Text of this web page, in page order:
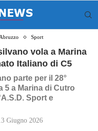
Sport
vola a Marina
Italiano di C5
parte per il 28°
5 a Marina di Cutro
Sport e
Giugno 2026